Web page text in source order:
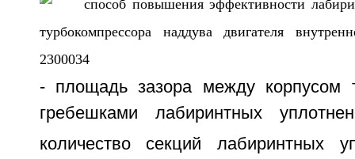
- площадь зазора между корпусом
гребешками лабиринтных
количество секций лабиринтных